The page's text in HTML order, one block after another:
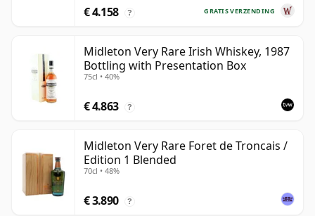
GRATIS VERZENDING
€ 4.158 ?
Midleton Very Rare Irish Whiskey, 1987
Bottling with Presentation Box
75cl • 40%
€ 4.863 ?
Midleton Very Rare Foret de Troncais /
Edition 1 Blended
70cl • 48%
€ 3.890 ?